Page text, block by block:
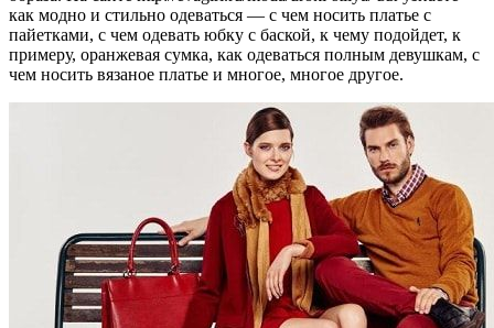
как модно и стильно одеваться — с чем носить платье с
пайетками, с чем одевать юбку с баской, к чему подойдет, к
примеру, оранжевая сумка, как одеваться полным девушкам, с
чем носить вязаное платье и многое, многое другое.